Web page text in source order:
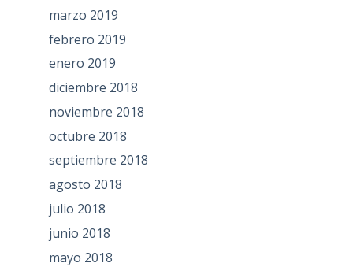
marzo 2019
febrero 2019
enero 2019
diciembre 2018
noviembre 2018
octubre 2018
septiembre 2018
agosto 2018
julio 2018
junio 2018
mayo 2018